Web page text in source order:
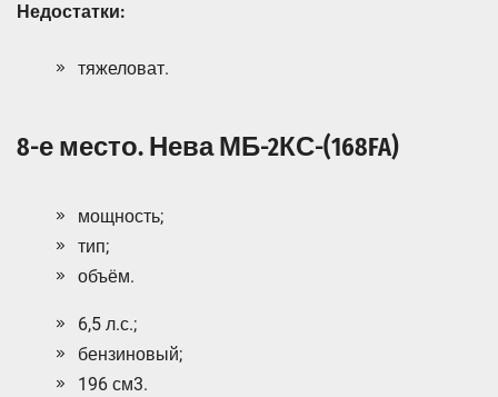
Недостатки:
тяжеловат.
8-е место. Нева МБ-2КС-(168FA)
мощность;
тип;
объём.
6,5 л.с.;
бензиновый;
196 см3.